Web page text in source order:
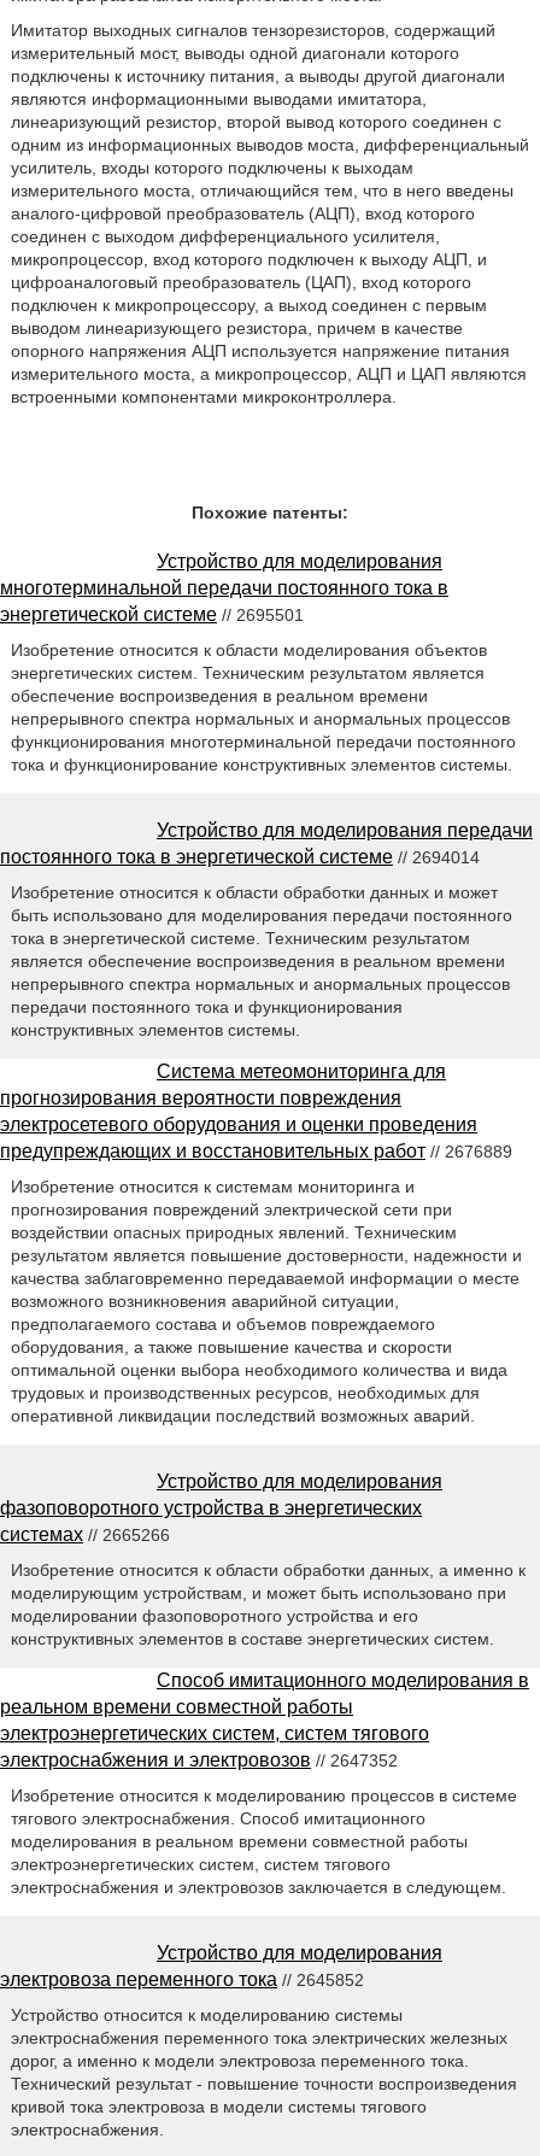
Имитатор выходных сигналов тензорезисторов, содержащий
измерительный мост, выводы одной диагонали которого
подключены к источнику питания, а выводы другой диагонали
являются информационными выводами имитатора,
линеаризующий резистор, второй вывод которого соединен с
одним из информационных выводов моста, дифференциальный
усилитель, входы которого подключены к выходам
измерительного моста, отличающийся тем, что в него введены
аналого-цифровой преобразователь (АЦП), вход которого
соединен с выходом дифференциального усилителя,
микропроцессор, вход которого подключен к выходу АЦП, и
цифроаналоговый преобразователь (ЦАП), вход которого
подключен к микропроцессору, а выход соединен с первым
выводом линеаризующего резистора, причем в качестве
опорного напряжения АЦП используется напряжение питания
измерительного моста, а микропроцессор, АЦП и ЦАП являются
встроенными компонентами микроконтроллера.
Похожие патенты:
Устройство для моделирования
многотерминальной передачи постоянного тока в
энергетической системе // 2695501
Изобретение относится к области моделирования объектов
энергетических систем. Техническим результатом является
обеспечение воспроизведения в реальном времени
непрерывного спектра нормальных и анормальных процессов
функционирования многотерминальной передачи постоянного
тока и функционирование конструктивных элементов системы.
Устройство для моделирования передачи
постоянного тока в энергетической системе // 2694014
Изобретение относится к области обработки данных и может
быть использовано для моделирования передачи постоянного
тока в энергетической системе. Техническим результатом
является обеспечение воспроизведения в реальном времени
непрерывного спектра нормальных и анормальных процессов
передачи постоянного тока и функционирования
конструктивных элементов системы.
Система метеомониторинга для
прогнозирования вероятности повреждения
электросетевого оборудования и оценки проведения
предупреждающих и восстановительных работ // 2676889
Изобретение относится к системам мониторинга и
прогнозирования повреждений электрической сети при
воздействии опасных природных явлений. Техническим
результатом является повышение достоверности, надежности и
качества заблаговременно передаваемой информации о месте
возможного возникновения аварийной ситуации,
предполагаемого состава и объемов повреждаемого
оборудования, а также повышение качества и скорости
оптимальной оценки выбора необходимого количества и вида
трудовых и производственных ресурсов, необходимых для
оперативной ликвидации последствий возможных аварий.
Устройство для моделирования
фазоповоротного устройства в энергетических
системах // 2665266
Изобретение относится к области обработки данных, а именно к
моделирующим устройствам, и может быть использовано при
моделировании фазоповоротного устройства и его
конструктивных элементов в составе энергетических систем.
Способ имитационного моделирования в
реальном времени совместной работы
электроэнергетических систем, систем тягового
электроснабжения и электровозов // 2647352
Изобретение относится к моделированию процессов в системе
тягового электроснабжения. Способ имитационного
моделирования в реальном времени совместной работы
электроэнергетических систем, систем тягового
электроснабжения и электровозов заключается в следующем.
Устройство для моделирования
электровоза переменного тока // 2645852
Устройство относится к моделированию системы
электроснабжения переменного тока электрических железных
дорог, а именно к модели электровоза переменного тока.
Технический результат - повышение точности воспроизведения
кривой тока электровоза в модели системы тягового
электроснабжения.